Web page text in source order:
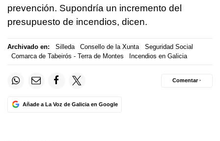
prevención. Supondría un incremento del
presupuesto de incendios, dicen.
Archivado en: Silleda Consello de la Xunta
Seguridad Social
Comarca de Tabeirós - Terra de Montes
Incendios en Galicia
Añade a La Voz de Galicia en Google
Comentar ·